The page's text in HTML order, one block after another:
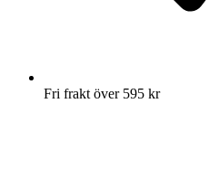
Fri frakt över 595 kr